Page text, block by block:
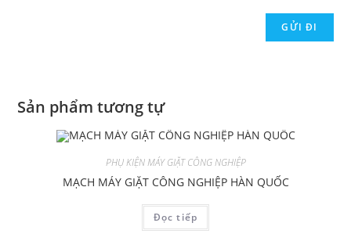
Sản phẩm tương tự
PHỤ KIỆN MÁY GIẶT CÔNG NGHIỆP
MẠCH MÁY GIẶT CÔNG NGHIỆP HÀN QUỐC
Đọc tiếp